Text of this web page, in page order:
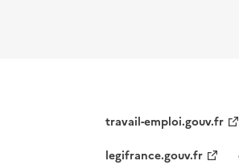
travail-emploi.gouv.fr
legifrance.gouv.fr